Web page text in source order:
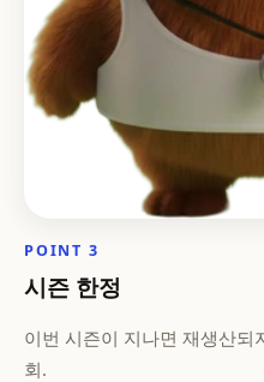
POINT 3
시즌 한정
이번 시즌이 지나면 재생산
회.